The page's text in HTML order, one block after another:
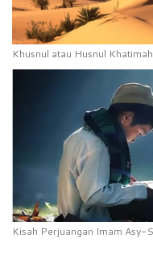
Khusnul atau Husnul
Kisah Perjuangan Imam Asy-